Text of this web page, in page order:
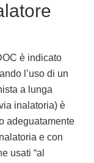
è indicato
l’uso di un
a lunga
inalatoria) è
adeguatamente
e con
usati “al